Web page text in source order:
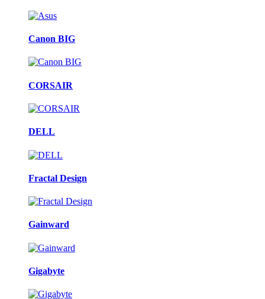
Canon BIG
CORSAIR
DELL
Fractal Design
Gainward
Gigabyte